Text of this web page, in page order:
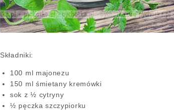
Składniki:
100 ml majonezu
150 ml śmietany kremówki
sok z ½ cytryny
½ pęczka szczypiorku